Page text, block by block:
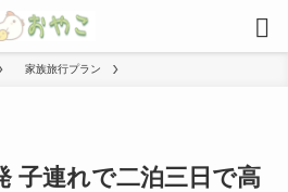
家族旅行プラン
子連れで二泊三日で高